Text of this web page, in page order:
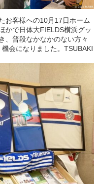
お客様への10月17日ホーム
かで日体大FIELDS横浜グッ
、普段なかなかのない方々
会になりました。TSUBAKI